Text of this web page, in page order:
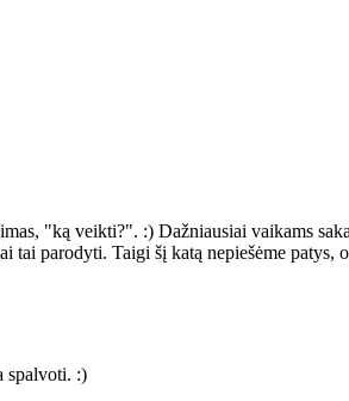
"ką veikti?". :) Dažniausiai vaikams
tai parodyti. Taigi šį katą nepiešėme
spalvoti. :)